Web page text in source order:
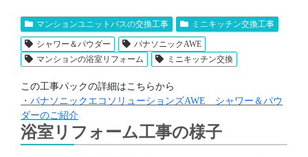
マンションユニットバスの交換工事 ミニキッチン交換工事
シャワー＆パウダー
パナソニックAWE
マンションの浴室リフォーム
ミニキッチン交換
この工事パックの詳細はこちらから
・パナソニックエコソリューションズAWE シャワー＆パウ
ダーのご紹介
浴室リフォーム工事の様子